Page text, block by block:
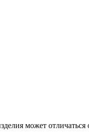
может отличаться